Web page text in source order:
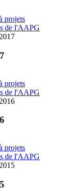
projets
de l'AAPG
projets
de l'AAPG
projets
de l'AAPG